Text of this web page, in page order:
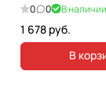
0 0 В наличии
1 678 руб.
В